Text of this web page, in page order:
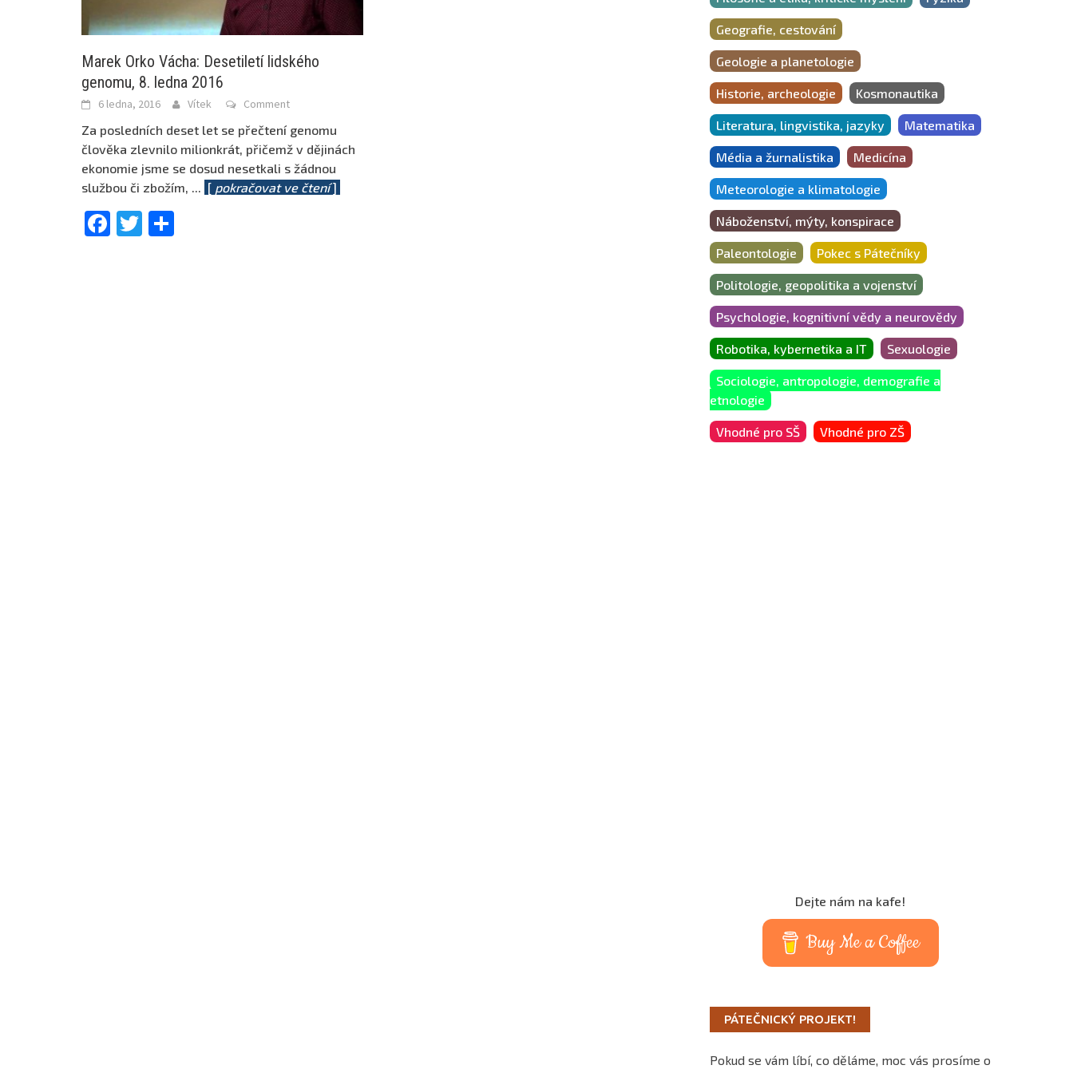
Marek Orko Vácha: Desetiletí lidského
genomu, 8. ledna 2016
6 ledna, 2016 Vítek Comment
Za posledních deset let se přečtení genomu
člověka zlevnilo milionkrát, přičemž v dějinách
ekonomie jsme se dosud nesetkali s žádnou
službou či zbožím, ... [ pokračovat ve čtení]
Facebook
Twitter
Geografie, cestování
Geologie a planetologie
Historie, archeologie Kosmonautika
Literatura, lingvistika, jazyky Matematika
Média a žurnalistika Medicína
Meteorologie a klimatologie
Náboženství, mýty, konspirace
Paleontologie Pokec s Pátečníky
Politologie, geopolitika a vojenství
Psychologie, kognitivní vědy a neurovědy
Robotika, kybernetika a IT Sexuologie
Sociologie, antropologie, demografie a
etnologie
Vhodné pro SŠ Vhodné pro ZŠ
Dejte nám na kafe!
Buy Me a Coffee
PÁTEČNICKÝ PROJEKT!
Pokud se vám líbí, co děláme, moc vás prosíme o